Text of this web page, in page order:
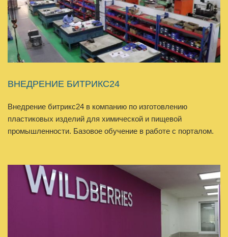
ВНЕДРЕНИЕ БИТРИКС24
Внедрение битрикс24 в компанию по изготовлению
пластиковых изделий для химической и пищевой
промышленности. Базовое обучение в работе с порталом.